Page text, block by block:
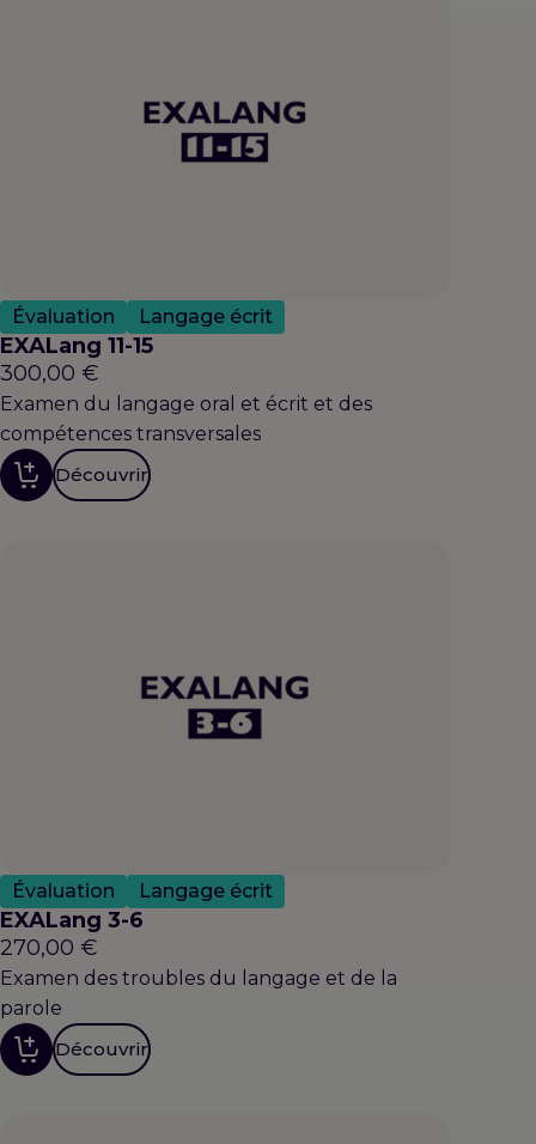
Évaluation Langage écrit
EXALang 11-15
300,00 €
Examen du langage oral et écrit et des
compétences transversales
Découvrir
Évaluation Langage écrit
EXALang 3-6
270,00 €
Examen des troubles du langage et de la
parole
Découvrir